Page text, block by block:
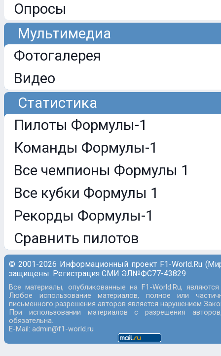
Опросы
Мультимедиа
Фотогалерея
Видео
Статистика
Пилоты Формулы-1
Команды Формулы-1
Все чемпионы Формулы 1
Все кубки Формулы 1
Рекорды Формулы-1
Сравнить пилотов
© 2001-2026 Информационный проект F1-World.Ru
защищены. Регистрация СМИ ЭЛ№ФС77-43829
Все материалы, опубликованные на F1-World.Ru,
Любое использование материалов, полное или
письменного разрешения авторов является нарушением
При использовании материалов с разрешения
обязательна.
E-Mail: admin@f1-world.ru